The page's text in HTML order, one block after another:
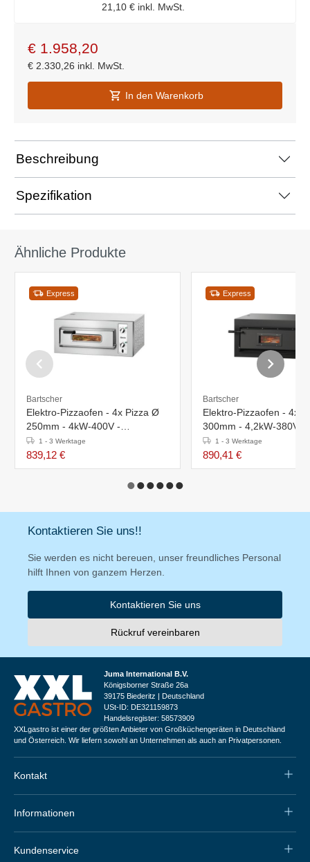
21,10 € inkl. MwSt.
€ 1.958,20
€ 2.330,26 inkl. MwSt.
In den Warenkorb
Beschreibung
Spezifikation
Ähnliche Produkte
Express
Bartscher
Elektro-Pizzaofen - 4x Pizza Ø
250mm - 4kW-400V -
800x750x(h)360mm
1 - 3 Werktage
839,12 €
Express
Bartscher
Elektro-Pizzaofen - 4x
300mm - 4,2kW-380V -
890x880x(h)430mm
1 - 3 Werktage
890,41 €
Kontaktieren Sie uns!!
Sie werden es nicht bereuen, unser freundliches Personal
hilft Ihnen von ganzem Herzen.
Kontaktieren Sie uns
Rückruf vereinbaren
Juma International B.V.
Königsborner Straße 26a
39175 Biederitz | Deutschland
USt-ID: DE321159873
Handelsregister: 58573909
XXLgastro ist einer der größten Anbieter von Großküchengeräten in Deutschland
und Österreich. Wir liefern sowohl an Unternehmen als auch an Privatpersonen.
Kontakt
Informationen
Kundenservice